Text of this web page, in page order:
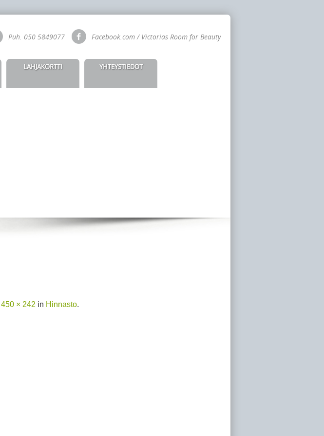
Puh. 050 5849077 Facebook.com / Victorias Room for Beauty
LAHJAKORTTI YHTEYSTIEDOT
450 × 242 in Hinnasto.